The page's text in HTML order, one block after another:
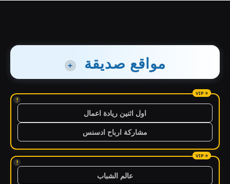
مواقع صديقة +
!
اول اثنين ريادة اعمال
مشاركة ارباح ادسنس
!
عالم الشباب